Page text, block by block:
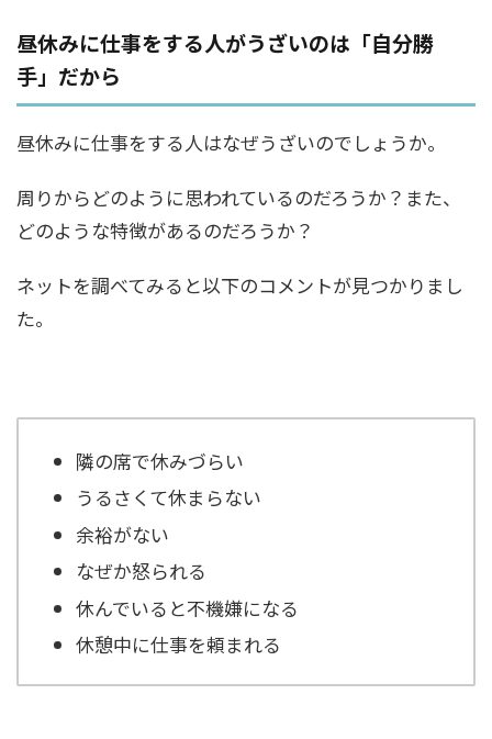
昼休みに仕事をする人がうざいのは「自分勝
手」だから
昼休みに仕事をする人はなぜうざいのでしょうか。
周りからどのように思われているのだろうか？また、
どのような特徴があるのだろうか？
ネットを調べてみると以下のコメントが見つかりまし
た。
隣の席で休みづらい
うるさくて休まらない
余裕がない
なぜか怒られる
休んでいると不機嫌になる
休憩中に仕事を頼まれる